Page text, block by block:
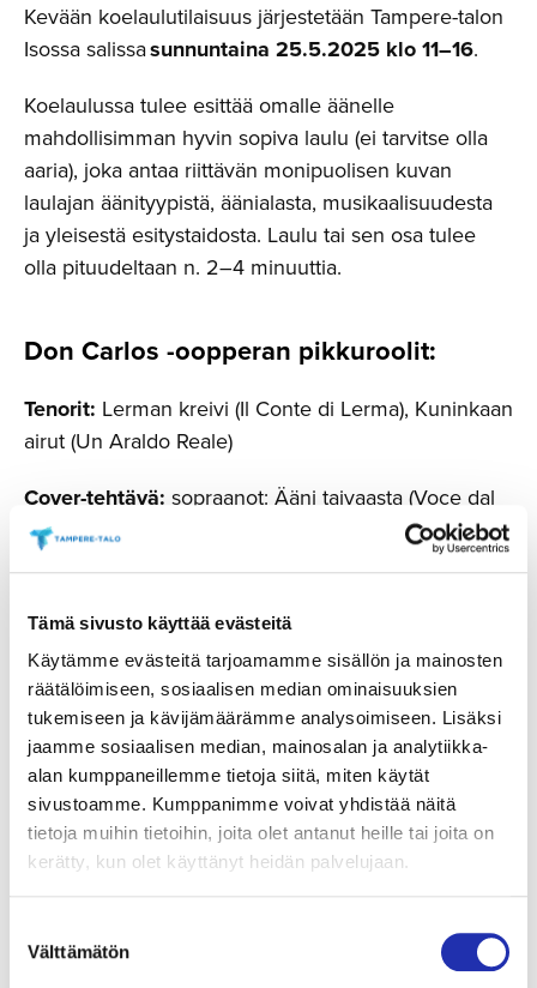
Tämä sivusto käyttää evästeitä
Käytämme evästeitä tarjoamamme sisällön ja mainosten
räätälöimiseen, sosiaalisen median ominaisuuksien
tukemiseen ja kävijämäärämme analysoimiseen. Lisäksi
jaamme sosiaalisen median, mainosalan ja analytiikka-
alan kumppaneillemme tietoja siitä, miten käytät
sivustoamme. Kumppanimme voivat yhdistää näitä
tietoja muihin tietoihin, joita olet antanut heille tai joita on
kerätty, kun olet käyttänyt heidän palvelujaan.
valinta
Välttämätön
Kevään koelaulutilaisuus järjestetään Tampere-talon
Isossa salissasunnuntaina 25.5.2025 klo 11–16.
Koelaulussa tulee esittää omalle äänelle
mahdollisimman hyvin sopiva laulu (ei tarvitse olla
aaria), joka antaa riittävän monipuolisen kuvan
laulajan äänityypistä, äänialasta, musikaalisuudesta
ja yleisestä esitystaidosta. Laulu tai sen osa tulee
olla pituudeltaan n. 2–4 minuuttia.
Don Carlos -oopperan pikkuroolit:
Tenorit: Lerman kreivi (Il Conte di Lerma), Kuninkaan
airut (Un Araldo Reale)
Cover-tehtävä: sopraanot: Ääni taivaasta (Voce dal
Cielo)
”pahismunkkia” (6 Frati)
Ilmoittau­tuminen
Ilmoittaudu mukaan koelauluun sunnuntaihin
18.5.2025 mennessä.
ILMOITTAUDU MUKAAN
Lähetä skannatut nuotit koelaulujen säestäjä Tuuli
18.5.2025 mennessä sähköpostilla